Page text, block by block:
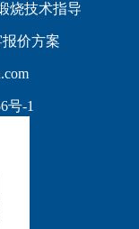
烧技术指导
价方案
号-1